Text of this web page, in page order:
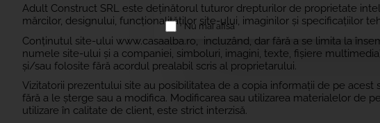
Nu mai afisa
Adult Construct SRL este deținătorul tuturor drepturilor de proprietate
mărcilor, designului, funcționalităților site-ului, imaginilor și specificațiilor
Conținutul site-ului www.casaalba.ro, incluzând, dar fără a se limita la
numele site-ului și a companiei, simboluri, imagini, texte, fișiere
și/sau folosite fără acordul prealabil scris al proprietarului.
Vizitatorii prezentului site au posibilitatea de a copia informații de pe
fără a le șterge sau a modifica. Modificarea sau utilizarea materialelor de
utilizare în calitate de client, este strict interzisă.